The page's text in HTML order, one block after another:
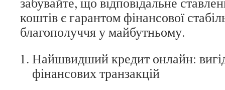
коштів є гарантом фінансової
благополуччя у майбутньому.
Найшвидший кредит онлайн:
фінансових транзакцій